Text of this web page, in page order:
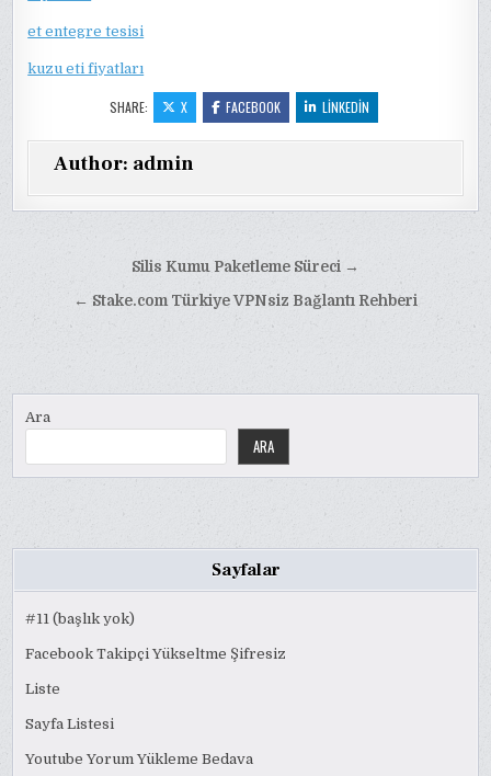
et entegre tesisi
kuzu eti fiyatları
SHARE: X FACEBOOK LINKEDIN
Author: admin
gezinmesi
Silis Kumu Paketleme Süreci →
← Stake.com Türkiye VPNsiz Bağlantı Rehberi
Ara
ARA
Sayfalar
#11 (başlık yok)
Facebook Takipçi Yükseltme Şifresiz
Liste
Sayfa Listesi
Youtube Yorum Yükleme Bedava